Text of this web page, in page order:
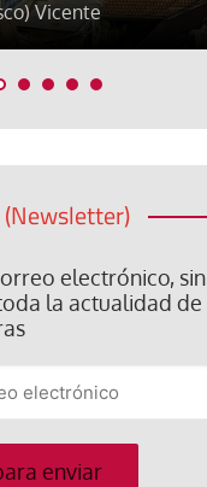
electrónico, sin
la actualidad de
enviar